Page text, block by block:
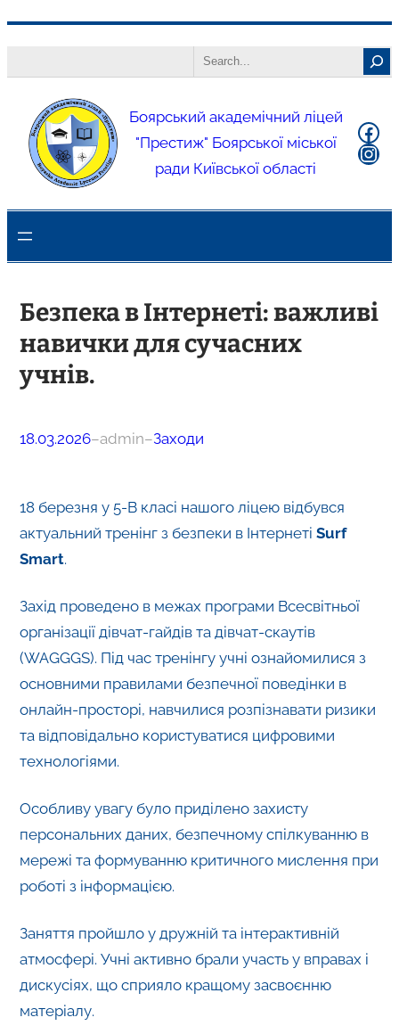
Боярський академічний ліцей
"Престиж" Боярської міської
ради Київської області
Безпека в Інтернеті: важливі
навички для сучасних
учнів.
18.03.2026–admin–Заходи
18 березня у 5-В класі нашого ліцею відбувся
актуальний тренінг з безпеки в Інтернеті Surf
Smart.
Захід проведено в межах програми Всесвітньої
організації дівчат-гайдів та дівчат-скаутів
(WAGGGS). Під час тренінгу учні ознайомилися з
основними правилами безпечної поведінки в
онлайн-просторі, навчилися розпізнавати ризики
та відповідально користуватися цифровими
технологіями.
Особливу увагу було приділено захисту
персональних даних, безпечному спілкуванню в
мережі та формуванню критичного мислення при
роботі з інформацією.
Заняття пройшло у дружній та інтерактивній
атмосфері. Учні активно брали участь у вправах і
дискусіях, що сприяло кращому засвоєнню
матеріалу.